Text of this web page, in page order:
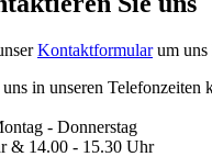
Kontaktformularum uns
in unseren
- Donnerstag
& 14.00 - 15.30 Uhr